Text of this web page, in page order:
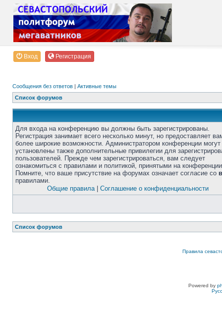
Вход Регистрация
Сообщения без ответов | Активные темы
Список форумов
Для входа на конференцию вы должны быть зарегистрированы.
Регистрация занимает всего несколько минут, но предоставляет
более широкие возможности. Администратором конференции
установлены также дополнительные привилегии для
пользователей. Прежде чем зарегистрироваться, вам следует
ознакомиться с правилами и политикой, принятыми на
Помните, что ваше присутствие на форумах означает согласие со
правилами.
Общие правила| Соглашение о конфиденциальности
Список форумов
Правила
Powered by